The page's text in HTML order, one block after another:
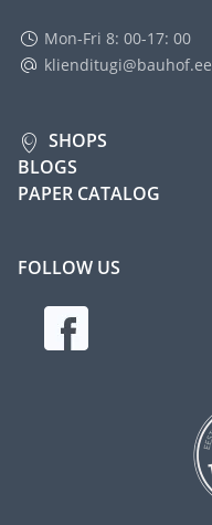
Mon-Fri 8: 00-17: 00
klienditugi@bauhof.ee
SHOPS
BLOGS
PAPER CATALOG
FOLLOW US